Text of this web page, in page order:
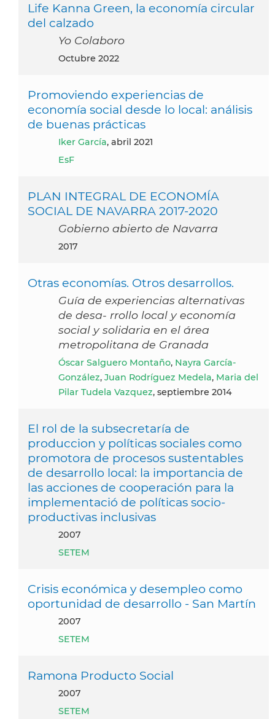
Life Kanna Green, la economía circular
del calzado
Yo Colaboro
octubre 2022
Promoviendo experiencias de
economía social desde lo local: análisis
de buenas prácticas
Iker García, abril 2021
EsF
PLAN INTEGRAL DE ECONOMÍA
SOCIAL DE NAVARRA 2017-2020
Gobierno abierto de Navarra
2017
Otras economías. Otros desarrollos.
Guía de experiencias alternativas
de desa- rrollo local y economía
social y solidaria en el área
metropolitana de Granada
Óscar Salguero Montaño, Nayra García-
González, Juan Rodríguez Medela, Maria del
Pilar Tudela Vazquez, septiembre 2014
El rol de la subsecretaría de
produccion y políticas sociales como
promotora de procesos sustentables
de desarrollo local: la importancia de
las acciones de cooperación para la
implementació de políticas socio-
productivas inclusivas
2007
SETEM
Crisis económica y desempleo como
oportunidad de desarrollo - San Martín
2007
SETEM
Ramona Producto Social
2007
SETEM